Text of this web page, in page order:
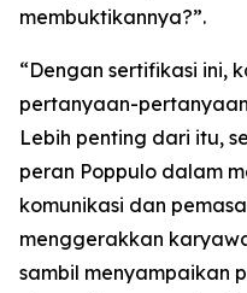
membuktikannya?”.
“Dengan sertifikasi ini,
pertanyaan-
Lebih penting dari itu,
peran Poppulo dalam
komunikasi dan
menggerakkan
sambil menyampaikan